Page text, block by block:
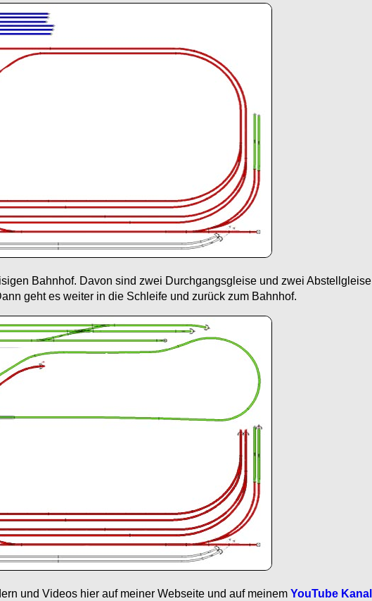
Bahnhof. Davon sind zwei Durchgangsgleise und zwei Abstellgleise
geht es weiter in die Schleife und zurück zum Bahnhof.
und Videos hier auf meiner Webseite und auf meinem YouTube Kanal